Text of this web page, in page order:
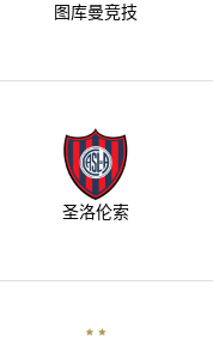
图库曼竞技
圣洛伦索